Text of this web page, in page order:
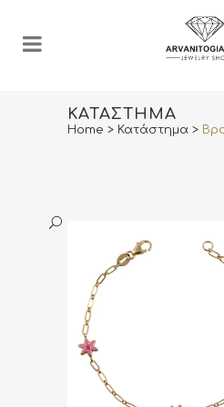
ΚΑΤΆΣΤΗΜΑ
Home > Κατάστημα >